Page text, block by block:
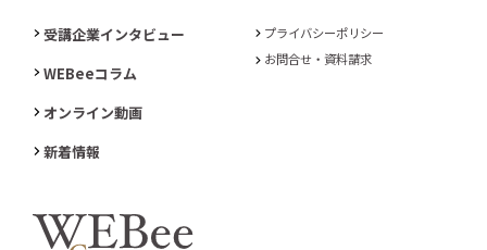
受講企業インタビュー
WEBeeコラム
オンライン動画
新着情報
プライバシーポリシー
お問合せ・資料請求